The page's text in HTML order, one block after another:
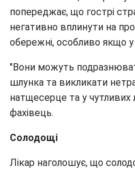
попереджає, що гострі
негативно вплинути на
обережні, особливо якщо
"Вони можуть
шлунка та викликати
натщесерце та у
фахівець.
Солодощі
Лікар наголошує, що